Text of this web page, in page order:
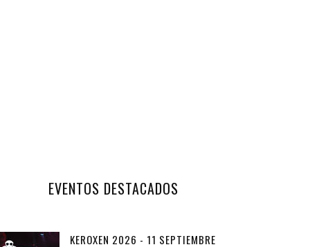
EVENTOS DESTACADOS
KEROXEN 2026 - 11 SEPTIEMBRE